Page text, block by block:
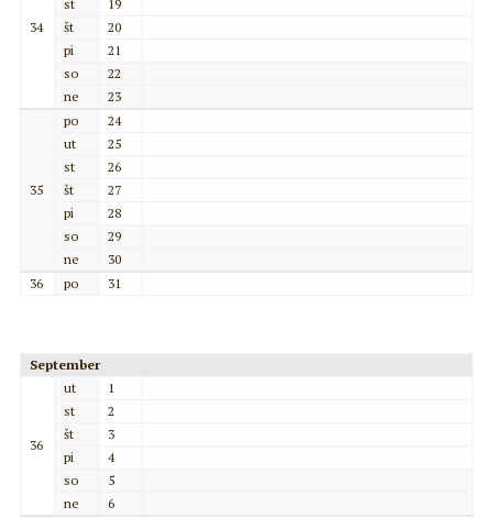
34
st
19
št
20
pi
21
so
22
ne
23
35
po
24
ut
25
st
26
št
27
pi
28
so
29
ne
30
36
po 31
September
36
ut
1
st
2
št
3
pi
4
so
5
ne
6